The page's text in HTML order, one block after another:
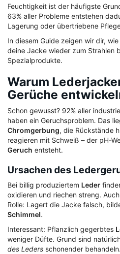
Feuchtigkeit ist der häufigste
63% aller Probleme entstehen
Lagerung oder übertriebene
In diesem Guide zeigen wir dir,
deine Jacke wieder zum Strahlen
Spezialprodukte.
Warum
Gerüche
Schon gewusst? 92% aller
haben ein Geruchsproblem. Das
Chromgerbung, die Rückstände
reagieren mit Schweiß – der pH-
Geruch entsteht.
Ursachen des
Bei billig produziertem Leder
oxidieren und riechen streng. Auch
Rolle: Lagert die Jacke falsch,
Schimmel.
Interessant: Pflanzlich gegerbtes
weniger Düfte. Grund sind
des Leders schonender behandeln.